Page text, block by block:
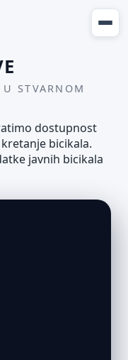
STVARNOM
dostupnost
bicikala.
javnih bicikala